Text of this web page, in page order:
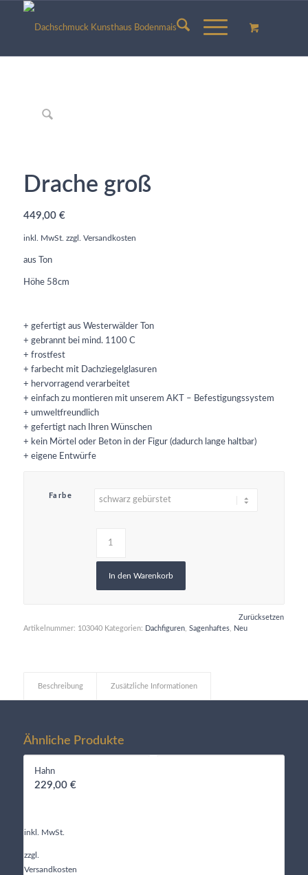
Drache groß
449,00 €
inkl. MwSt. zzgl. Versandkosten
aus Ton
Höhe 58cm
+ gefertigt aus Westerwälder Ton
+ gebrannt bei mind. 1100 C
+ frostfest
+ farbecht mit Dachziegelglasuren
+ hervorragend verarbeitet
+ einfach zu montieren mit unserem AKT – Befestigungssystem
+ umweltfreundlich
+ gefertigt nach Ihren Wünschen
+ kein Mörtel oder Beton in der Figur (dadurch lange haltbar)
+ eigene Entwürfe
Farbe
Zurücksetzen
In den Warenkorb
Artikelnummer: 103040 Kategorien: Dachfiguren, Sagenhaftes, Neu
Beschreibung Zusätzliche Informationen
Ähnliche Produkte
Hahn
229,00 €
inkl. MwSt.
zzgl.
Versandkosten